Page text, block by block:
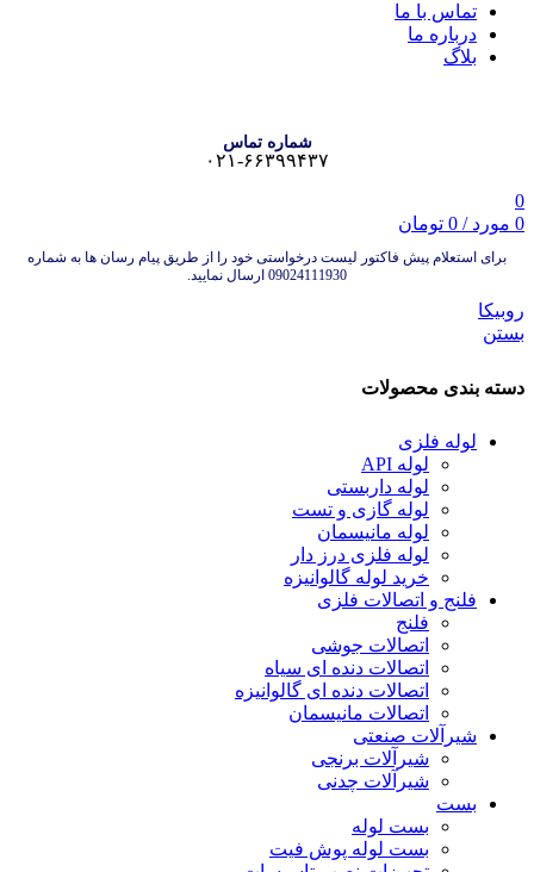
تماس با ما
درباره ما
بلاگ
شماره تماس
۰۲۱-۶۶۳۹۹۴۳۷
0
0 مورد /
0 تومان
برای استعلام پیش فاکتور لیست درخواستی خود را از طریق پیام رسان ها به شماره
09024111930 ارسال نمایید.
روبیکا
بستن
دسته بندی محصولات
لوله فلزی
لوله API
لوله داربستی
لوله گازی و تست
لوله مانیسمان
لوله فلزی درز دار
خرید لوله گالوانیزه
فلنج و اتصالات فلزی
فلنج
اتصالات جوشی
اتصالات دنده ای سیاه
اتصالات دنده ای گالوانیزه
اتصالات مانیسمان
شیرآلات صنعتی
شیرآلات برنجی
شیرآلات چدنی
بست
بست لوله
بست لوله پوش فیت